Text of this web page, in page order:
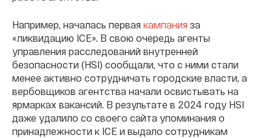
Например, началась первая кампания за
«ликвидацию ICE». В свою очередь агенты
управления расследований внутренней
безопасности (HSI) сообщали, что с ними стали
менее активно сотрудничать городские власти, а
вербовщиков агентства начали освистывать на
ярмарках вакансий. В результате в 2024 году HSI
даже удалило со своего сайта упоминания о
принадлежности к ICE и выдало сотрудникам